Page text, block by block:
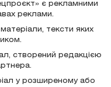
є рекламними
реклами.
тексти яких
створений редакцією
у розширеному або